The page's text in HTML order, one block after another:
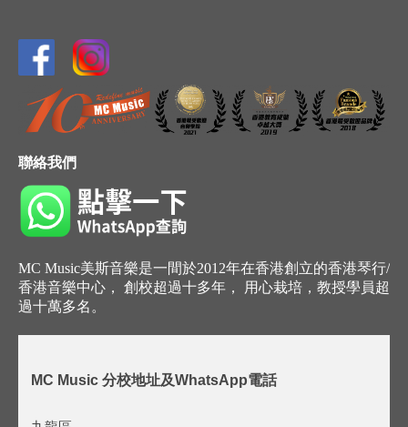
聯絡我們
MC Music美斯音樂是一間於2012年在香港創立的香港琴行/
香港音樂中心， 創校超過十多年， 用心栽培，教授學員超
過十萬多名。
MC Music 分校地址及WhatsApp電話